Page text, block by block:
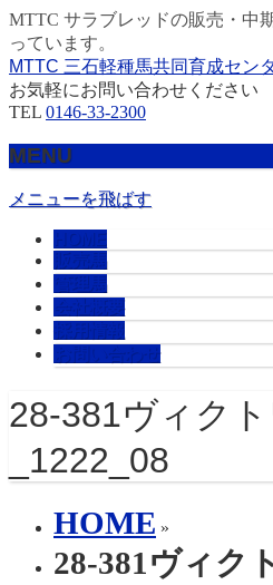
MTTC サラブレッドの販売・中
っています。
MTTC 三石軽種馬共同育成セン
お気軽にお問い合わせください
TEL 0146-33-2300
MENU
メニューを飛ばす
HOME
販売馬
管理馬
会社概要
採用情報
お問い合わせ
28-381ヴィク
_1222_08
HOME »
28-381ヴィク